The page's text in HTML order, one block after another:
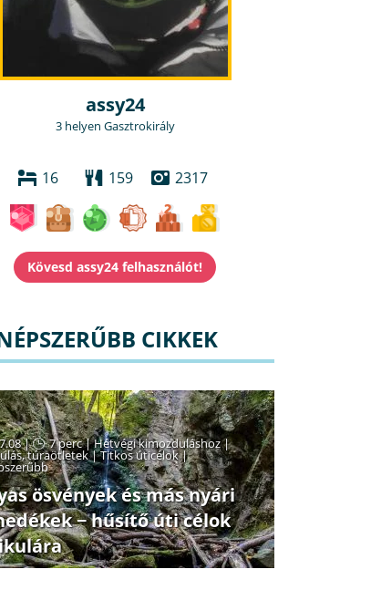
assy24
3 helyen Gasztrokirály
16 159 2317
CIKKEK
| 7 perc|Hétvégi kimozduláshoz|
túraötletek|Titkos úticélok|
ösvények és más nyári
− hűsítő úti célok